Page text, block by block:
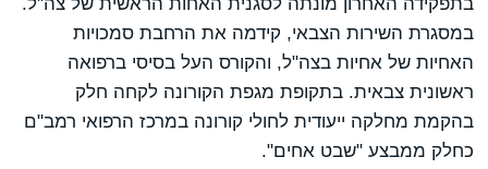
בתפקידה האחרון מונתה לסגנית האחות הראשית של צה"ל.
במסגרת השירות הצבאי, קידמה את הרחבת סמכויות
האחיות של אחיות בצה"ל, והקורס העל בסיסי ברפואה
ראשונית צבאית. בתקופת מגפת הקורונה לקחה חלק
בהקמת מחלקה ייעודית לחולי קורונה במרכז הרפואי רמב"ם
כחלק ממבצע "שבט אחים".